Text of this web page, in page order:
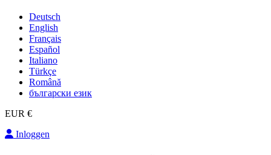
Deutsch
English
Français
Español
Italiano
Türkçe
Română
български език
EUR €
Inloggen